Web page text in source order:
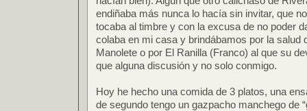
endiñaba más nunca lo hacía sin invitar, que
tocaba al timbre y con la excusa de no poder
colaba en mi casa y brindábamos por la salud
Manolete o por El Ranilla (Franco) al que su
que alguna discusión y no solo conmigo.
Hoy he hecho una comida de 3 platos, una
de segundo tengo un gazpacho manchego de